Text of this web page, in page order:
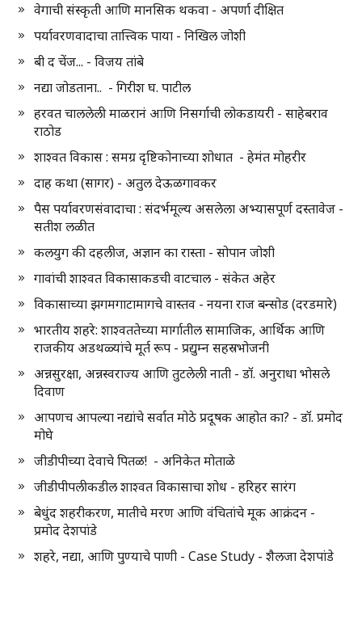
वेगाची संस्कृती आणि मानसिक थकवा - अपर्णा दीक्षित
पर्यावरणवादाचा तात्त्विक पाया - निखिल जोशी
बी द चेंज... - विजय तांबे
नद्या जोडताना.. - गिरीश घ. पाटील
हरवत चाललेली माळरानं आणि निसर्गाची लोकडायरी - साहेबराव
राठोड
शाश्वत विकास : समग्र दृष्टिकोनाच्या शोधात - हेमंत मोहरीर
दाह कथा (सागर) - अतुल देऊळगावकर
पैस पर्यावरणसंवादाचा : संदर्भमूल्य असलेला अभ्यासपूर्ण दस्तावेज -
सतीश लळीत
कलयुग की दहलीज, अज्ञान का रास्ता - सोपान जोशी
गावांची शाश्वत विकासाकडची वाटचाल - संकेत अहेर
विकासाच्या झगमगाटामागचे वास्तव - नयना राज बन्सोड (दरडमारे)
भारतीय शहरे: शाश्वततेच्या मार्गातील सामाजिक, आर्थिक आणि
राजकीय अडथळ्यांचे मूर्त रूप - प्रद्युम्न सहस्रभोजनी
अन्नसुरक्षा, अन्नस्वराज्य आणि तुटलेली नाती - डॉ. अनुराधा भोसले
दिवाण
आपणच आपल्या नद्यांचे सर्वात मोठे प्रदूषक आहोत का? - डॉ. प्रमोद
मोघे
जीडीपीच्या देवाचे पितळ! - अनिकेत मोताळे
जीडीपीपलीकडील शाश्वत विकासाचा शोध - हरिहर सारंग
बेधुंद शहरीकरण, मातीचे मरण आणि वंचितांचे मूक आक्रंदन -
प्रमोद देशपांडे
शहरे, नद्या, आणि पुण्याचे पाणी - Case Study - शैलजा देशपांडे